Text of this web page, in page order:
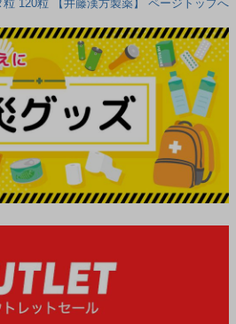
粒 120粒 【井藤漢方製薬】 ページトップへ